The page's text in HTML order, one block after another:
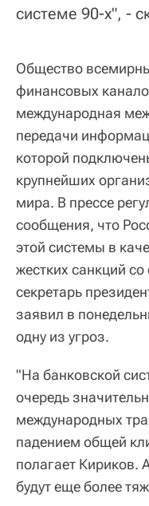
системе 90-х", -
Общество
финансовых
международная
передачи
которой
крупнейших
мира. В прессе
сообщения, что
этой системы в
жестких санкций
секретарь
заявил в
одну из угроз.
"На банковской
очередь
международных
падением общей
полагает Кириков.
будут еще более